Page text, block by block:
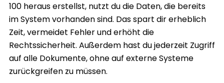
100 heraus erstellst, nutzt du die Daten, die bereits
im System vorhanden sind. Das spart dir erheblich
Zeit, vermeidet Fehler und erhöht die
Rechtssicherheit. Außerdem hast du jederzeit Zugriff
auf alle Dokumente, ohne auf externe Systeme
zurückgreifen zu müssen.